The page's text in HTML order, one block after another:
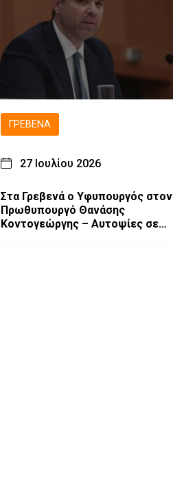
ΓΡΕΒΕΝΆ
27 Ιουλίου 2026
Στα Γρεβενά ο Υφυπουργός στον
Πρωθυπουργό Θανάσης
Κοντογεώργης – Αυτοψίες σε